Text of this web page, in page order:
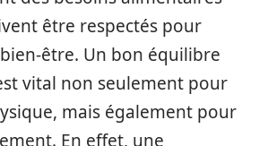
être respectés pour
être. Un bon équilibre
vital non seulement pour
mais également pour
En effet, une